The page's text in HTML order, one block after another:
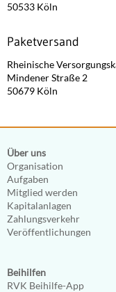
50533 Köln
Paketversand
Rheinische
Mindener Straße 2
50679 Köln
Über uns
Organisation
Aufgaben
Mitglied werden
Kapitalanlagen
Zahlungsverkehr
Veröffentlichungen
Beihilfen
RVK Beihilfe-App